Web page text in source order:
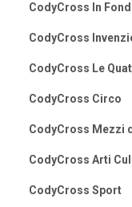
CodyCross In
CodyCross
CodyCross Le
CodyCross Circo
CodyCross Mezzi
CodyCross Arti
CodyCross Sport